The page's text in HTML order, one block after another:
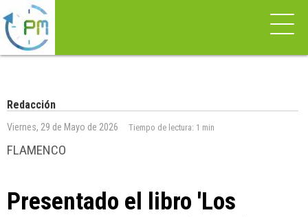
Redacción
Viernes, 29 de Mayo de 2026 Tiempo de lectura: 1 min
FLAMENCO
Presentado el libro 'Los